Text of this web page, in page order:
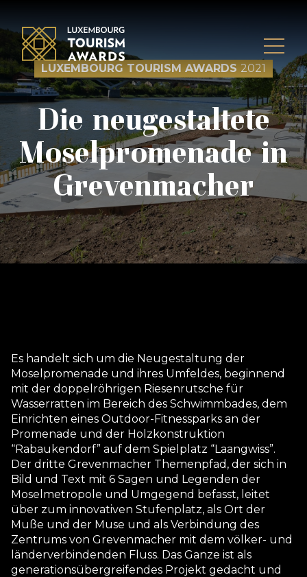
LUXEMBOURG TOURISM AWARDS 2021
Die neugestaltete
Moselpromenade in
Grevenmacher
Es handelt sich um die Neugestaltung der
Moselpromenade und ihres Umfeldes, beginnend
mit der doppelröhrigen Riesenrutsche für
Wasserratten im Bereich des Schwimmbades, dem
Einrichten eines Outdoor-Fitnessparks an der
Promenade und der Holzkonstruktion
“Rabaukendorf” auf dem Spielplatz “Laangwiss”.
Der dritte Grevenmacher Themenpfad, der sich in
Bild und Text mit 6 Sagen und Legenden der
Moselmetropole und Umgegend befasst, leitet
über zum innovativen Stufenplatz, als Ort der
Muße und der Muse und als Verbindung des
Zentrums von Grevenmacher mit dem völker- und
länderverbindenden Fluss. Das Ganze ist als
generationsübergreifendes Projekt gedacht und